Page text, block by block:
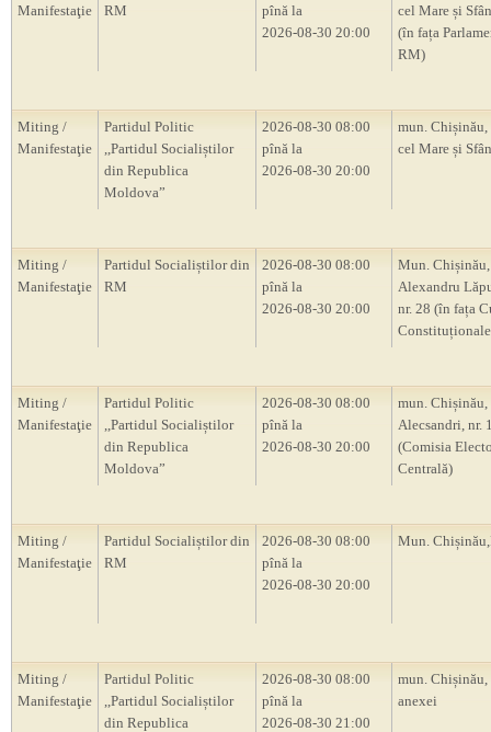
Manifestaţie
RM
pînă la
2026-08-30 20:00
cel Mare și
(în fața
RM)
Miting /
Manifestaţie
Partidul Politic
,,Partidul Socialiștilor
din Republica
Moldova”
2026-08-30 08:00
pînă la
2026-08-30 20:00
mun. Chișinău,
cel Mare și
Miting /
Manifestaţie
Partidul Socialiștilor din
RM
2026-08-30 08:00
pînă la
2026-08-30 20:00
Mun. Chișinău,
Alexandru
nr. 28 (în fața
Miting /
Manifestaţie
Partidul Politic
,,Partidul Socialiștilor
din Republica
Moldova”
2026-08-30 08:00
pînă la
2026-08-30 20:00
mun. Chișinău,
Alecsandri, nr.
(Comisia
Centrală)
Miting /
Manifestaţie
Partidul Socialiștilor din
RM
2026-08-30 08:00
pînă la
2026-08-30 20:00
Mun.
Miting /
Manifestaţie
Partidul Politic
,,Partidul Socialiștilor
din Republica
2026-08-30 08:00
pînă la
2026-08-30 21:00
mun.
anexei